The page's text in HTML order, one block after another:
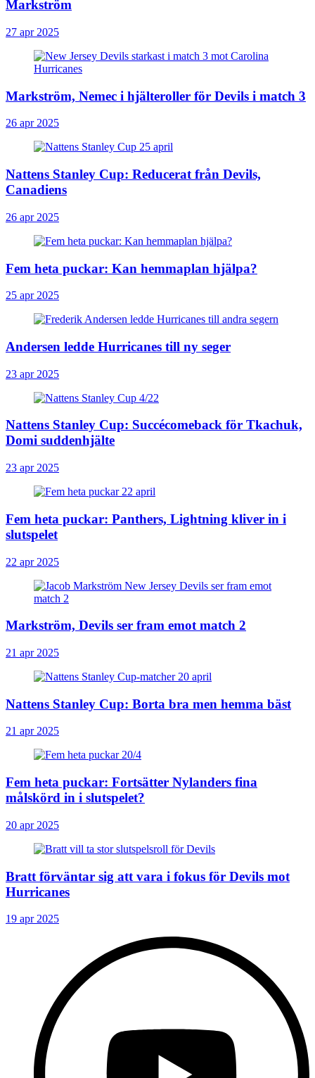
Markström
27 apr 2025
Markström, Nemec i hjälteroller för Devils i match 3
26 apr 2025
Nattens Stanley Cup: Reducerat från Devils,
Canadiens
26 apr 2025
Fem heta puckar: Kan hemmaplan hjälpa?
25 apr 2025
Andersen ledde Hurricanes till ny seger
23 apr 2025
Nattens Stanley Cup: Succécomeback för Tkachuk,
Domi suddenhjälte
23 apr 2025
Fem heta puckar: Panthers, Lightning kliver in i
slutspelet
22 apr 2025
Markström, Devils ser fram emot match 2
21 apr 2025
Nattens Stanley Cup: Borta bra men hemma bäst
21 apr 2025
Fem heta puckar: Fortsätter Nylanders fina
målskörd in i slutspelet?
20 apr 2025
Bratt förväntar sig att vara i fokus för Devils mot
Hurricanes
19 apr 2025